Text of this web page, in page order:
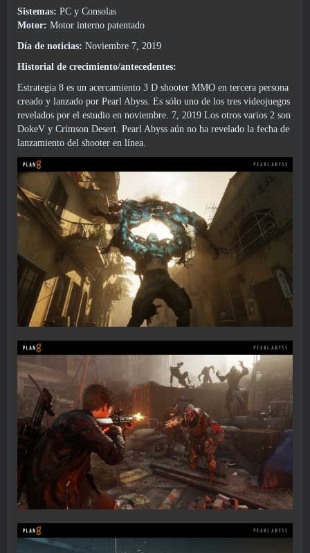
Sistemas: PC y Consolas
Motor: Motor interno patentado
Día de noticias: Noviembre 7, 2019
Historial de crecimiento/antecedentes:
Estrategia 8 es un acercamiento 3 D shooter MMO en tercera persona
creado y lanzado por Pearl Abyss. Es sólo uno de los tres videojuegos
revelados por el estudio en noviembre. 7, 2019 Los otros varios 2 son
DokeV y Crimson Desert. Pearl Abyss aún no ha revelado la fecha de
lanzamiento del shooter en línea.